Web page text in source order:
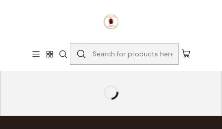
Los precios de los perfumes originales están sujetos a
cambios diarios por parte de nuestros proveedores.
aquí para actualizar el precio o envíenos un mensaje de
Explorar
Encuentra tu estilo exclusivo